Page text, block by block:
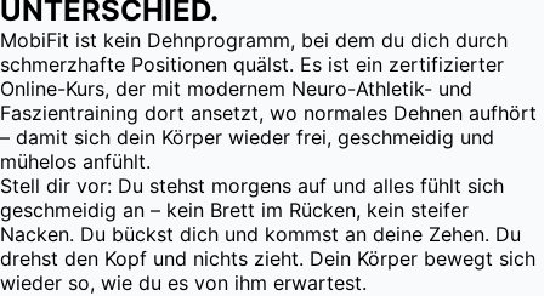
UNTERSCHIED.
MobiFit ist kein Dehnprogramm, bei dem du dich durch
schmerzhafte Positionen quälst. Es ist ein zertifizierter
Online-Kurs, der mit modernem Neuro-Athletik- und
Faszientraining dort ansetzt, wo normales Dehnen aufhört
– damit sich dein Körper wieder frei, geschmeidig und
mühelos anfühlt.
Stell dir vor: Du stehst morgens auf und alles fühlt sich
geschmeidig an – kein Brett im Rücken, kein steifer
Nacken. Du bückst dich und kommst an deine Zehen. Du
drehst den Kopf und nichts zieht. Dein Körper bewegt sich
wieder so, wie du es von ihm erwartest.